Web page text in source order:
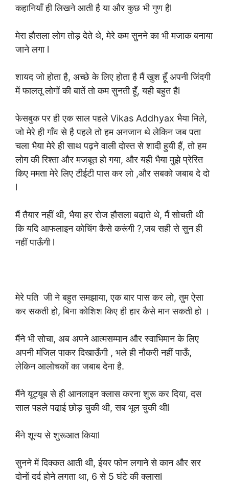
कहानियाँ ही लिखने आती है या और कुछ भी गुण हैl
मेरा हौसला लोग तोड़ देते थे, मेरे कम सुनने का भी मजाक बनाया
जाने लगा l
शायद जो होता है, अच्छे के लिए होता है मैं खुश हूँ अपनी जिंदगी
में फालतू लोगों की बातें तो कम सुनती हूँ, यही बहुत हैl
फेसबुक पर ही एक साल पहले Vikas Addhyax भैया मिले,
जो मेरे ही गाँव से है पहले तो हम अनजान थे लेकिन जब पता
चला भैया मेरे ही साथ पढ़ने वाली दोस्त से शादी हुयी हैं, तो हम
लोग की रिश्ता और मजबूत हो गया, और यही भैया मुझे प्रेरित
किए ममता मेरे लिए टीईटी पास कर लो ,और सबको जबाब दे दो
l
मैं तैयार नहीं थी, भैया हर रोज हौसला बढा़ते थे, मैं सोचती थी
कि यदि आफलाइन कोचिंग कैसे करूंगी ?,जब सही से सुन ही
नहीं पाऊँगी l
मेरे पति जी ने बहुत समझाया, एक बार पास कर लो, तुम ऐसा
कर सकती हो, बिना कोशिश किए ही हार कैसे मान सकती हो ।
मैंने भी सोचा, अब अपने आत्मसम्मान और स्वाभिमान के लिए
अपनी मंजिल पाकर दिखाऊँगी , भले ही नौकरी नहीं पाऊँ,
लेकिन आलोचकों का जबाब देना है.
मैंने यूट्यूब से ही आनलाइन क्लास करना शुरू कर दिया, दस
साल पहले पढा़ई छोड़ चुकी थी, सब भूल चुकी थीl
मैंने शून्य से शुरूआत कियाl
सुनने में दिक्कत आती थी, ईयर फोन लगाने से कान और सर
दोनों दर्द होने लगता था, 6 से 5 घंटे की क्लासl